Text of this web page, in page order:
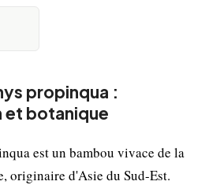
propinqua :
botanique
est un bambou vivace de la
originaire d'Asie du Sud-Est.